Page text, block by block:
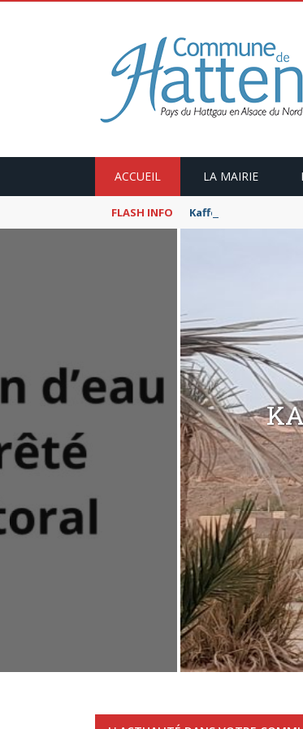
ACCUEIL LA MAIRIE
FLASH INFO Kaffeekranzel : Le